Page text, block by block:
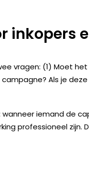
inkopers
vragen: (1) Moet
Als je
wanneer iemand de
professioneel zijn.